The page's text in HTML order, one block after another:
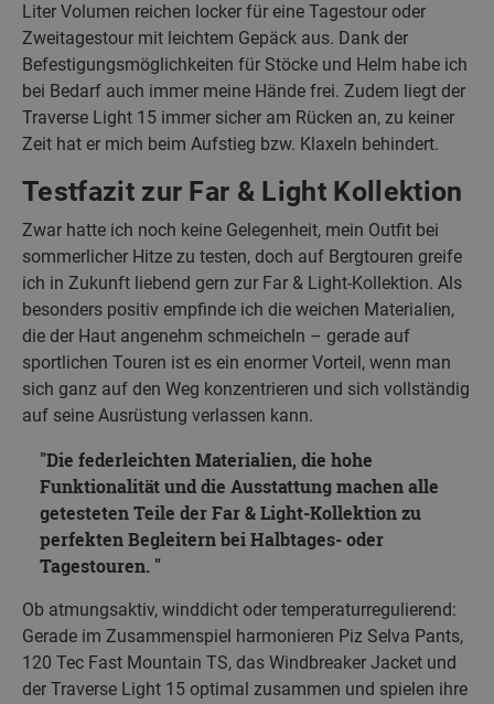
Liter Volumen reichen locker für eine Tagestour oder
Zweitagestour mit leichtem Gepäck aus. Dank der
Befestigungsmöglichkeiten für Stöcke und Helm habe ich
bei Bedarf auch immer meine Hände frei. Zudem liegt der
Traverse Light 15 immer sicher am Rücken an, zu keiner
Zeit hat er mich beim Aufstieg bzw. Klaxeln behindert.
Testfazit zur Far & Light Kollektion
Zwar hatte ich noch keine Gelegenheit, mein Outfit bei
sommerlicher Hitze zu testen, doch auf Bergtouren greife
ich in Zukunft liebend gern zur Far & Light-Kollektion. Als
besonders positiv empfinde ich die weichen Materialien,
die der Haut angenehm schmeicheln – gerade auf
sportlichen Touren ist es ein enormer Vorteil, wenn man
sich ganz auf den Weg konzentrieren und sich vollständig
auf seine Ausrüstung verlassen kann.
Die federleichten Materialien, die hohe
Funktionalität und die Ausstattung machen alle
getesteten Teile der Far & Light-Kollektion zu
perfekten Begleitern bei Halbtages- oder
Tagestouren.
Ob atmungsaktiv, winddicht oder temperaturregulierend:
Gerade im Zusammenspiel harmonieren Piz Selva Pants,
120 Tec Fast Mountain TS, das Windbreaker Jacket und
der Traverse Light 15 optimal zusammen und spielen ihre